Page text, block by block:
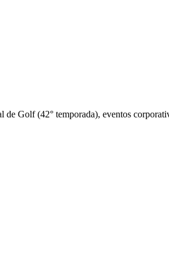
Golf (42° temporada), eventos